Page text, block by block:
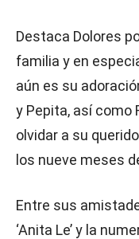
Destaca Dolores
familia y en
aún es su
y Pepita, así como
olvidar a su
los nueve meses
Entre sus
‘Anita Le’ y la